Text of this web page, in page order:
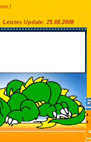
Letztes Update: 25.08.2008
›
›